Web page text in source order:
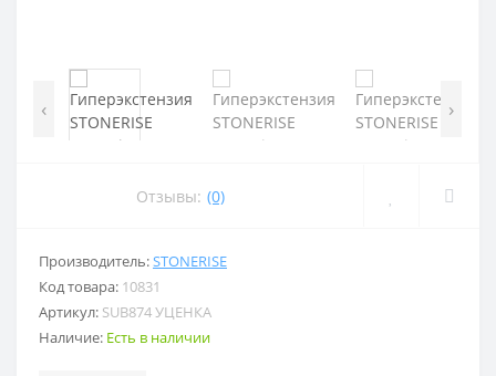
‹ ›
Отзывы: (0)
Производитель:STONERISE
Код товара: 10831
Артикул: SUB874 УЦЕНКА
Наличие: Есть в наличии